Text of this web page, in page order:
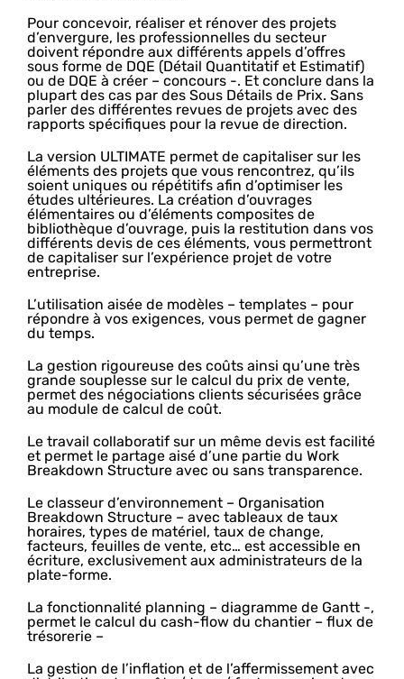
Pour concevoir, réaliser et rénover des projets
d’envergure, les professionnelles du secteur
doivent répondre aux différents appels d’offres
sous forme de DQE (Détail Quantitatif et Estimatif)
ou de DQE à créer – concours -. Et conclure dans la
plupart des cas par des Sous Détails de Prix. Sans
parler des différentes revues de projets avec des
rapports spécifiques pour la revue de direction.
La version ULTIMATE permet de capitaliser sur les
éléments des projets que vous rencontrez, qu’ils
soient uniques ou répétitifs afin d’optimiser les
études ultérieures. La création d’ouvrages
élémentaires ou d’éléments composites de
bibliothèque d’ouvrage, puis la restitution dans vos
différents devis de ces éléments, vous permettront
de capitaliser sur l’expérience projet de votre
entreprise.
L’utilisation aisée de modèles – templates – pour
répondre à vos exigences, vous permet de gagner
du temps.
La gestion rigoureuse des coûts ainsi qu’une très
grande souplesse sur le calcul du prix de vente,
permet des négociations clients sécurisées grâce
au module de calcul de coût.
Le travail collaboratif sur un même devis est facilité
et permet le partage aisé d’une partie du Work
Breakdown Structure avec ou sans transparence.
Le classeur d’environnement – Organisation
Breakdown Structure – avec tableaux de taux
horaires, types de matériel, taux de change,
facteurs, feuilles de vente, etc… est accessible en
écriture, exclusivement aux administrateurs de la
plate-forme.
La fonctionnalité planning – diagramme de Gantt -,
permet le calcul du cash-flow du chantier – flux de
trésorerie –
La gestion de l’inflation et de l’affermissement avec